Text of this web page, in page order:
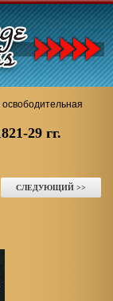
освободительная
СЛЕДУЮЩИЙ >>